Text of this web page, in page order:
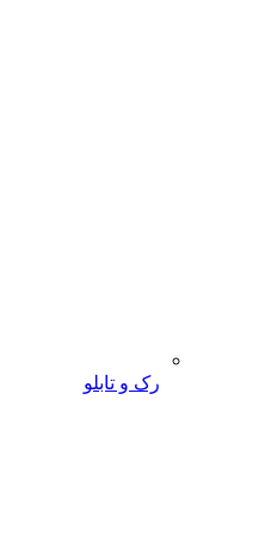
رک و تابلو